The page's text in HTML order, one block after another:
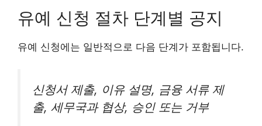
유예 신청 절차 단계별 공지
유예 신청에는 일반적으로 다음 단계가 포함됩니다.
신청서 제출, 이유 설명, 금융 서류 제
출, 세무국과 협상, 승인 또는 거부